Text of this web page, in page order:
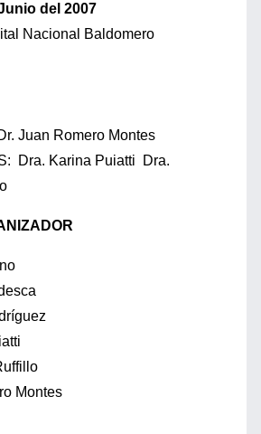
del 2007
Nacional Baldomero
Juan Romero Montes
Dra. Karina Puiatti Dra.
Montes